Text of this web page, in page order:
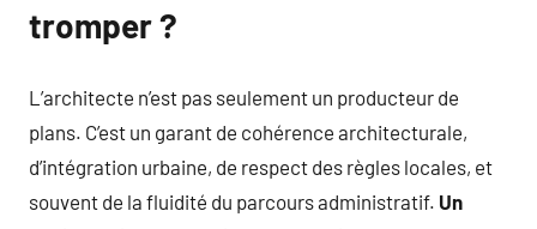
tromper ?
L’architecte n’est pas seulement un producteur de
plans. C’est un garant de cohérence architecturale,
d’intégration urbaine, de respect des règles locales, et
souvent de la fluidité du parcours administratif. Un